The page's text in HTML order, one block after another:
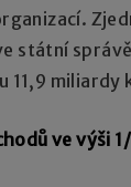
státní
11,9 miliardy
ve výši